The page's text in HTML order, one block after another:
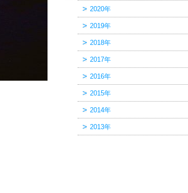
2020年
2019年
2018年
2017年
2016年
2015年
2014年
2013年